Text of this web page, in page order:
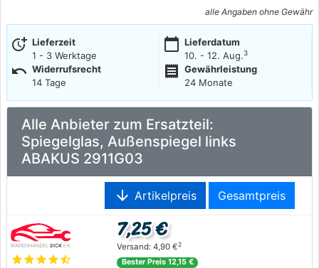
alle Angaben ohne Gewähr
more_time Lieferzeit
1 - 3 Werktage
calendar_today Lieferdatum
10. - 12. Aug.3
undo Widerrufsrecht
14 Tage
receipt
Gewährleistung
24 Monate
Alle Anbieter zum Ersatzteil:
Spiegelglas, Außenspiegel links
ABAKUS 2911G03
arrow_downward Artikelpreis Gesamtpreis
starstarstarstarstar_half
7,25 €
Versand: 4,90 €2
Bester Preis 12,15 €